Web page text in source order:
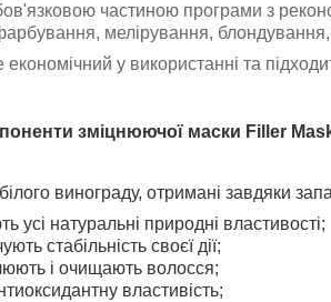
частиною програми з
мелірування,
економічний у використанні та
зміцнюючої маски Filler
винограду, отримані завдяки
усі натуральні природні властивості;
стабільність своєї дії;
і очищають волосся;
властивість;